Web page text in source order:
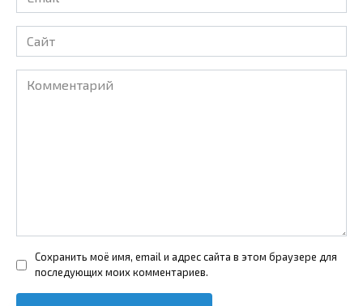
*
Сайт
Комментарий
Сохранить моё имя, email и адрес сайта в этом браузере для
последующих моих комментариев.